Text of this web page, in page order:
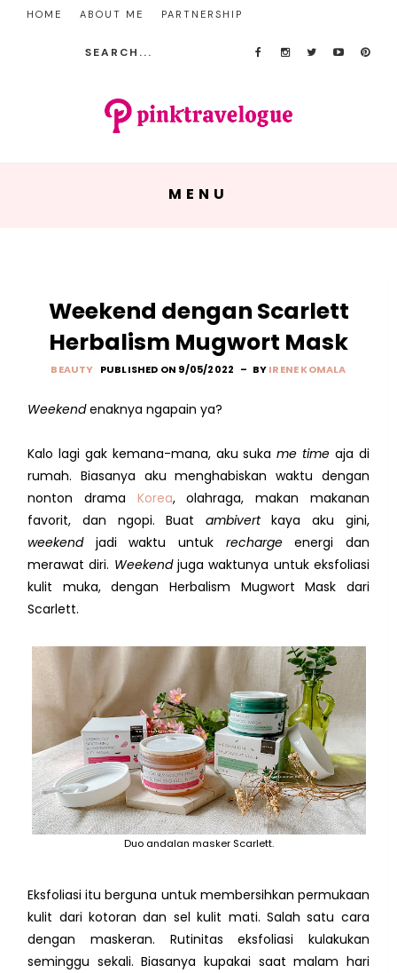
HOME ABOUT ME PARTNERSHIP
MENU
Weekend dengan Scarlett
Herbalism Mugwort Mask
BEAUTY PUBLISHED ON 9/05/2022 BYIRENE KOMALA
Weekendenaknya ngapain ya?
Kalo lagi gak kemana-mana, aku sukame time aja di
rumah. Biasanya aku menghabiskan waktu dengan
nonton drama Korea, olahraga, makan makanan
favorit, dan ngopi. Buat ambivertkaya aku gini,
weekendjadi waktu untuk rechargeenergi dan
merawat diri. Weekendjuga waktunya untuk eksfoliasi
kulit muka, dengan Herbalism Mugwort Mask dari
Scarlett.
Duo andalan masker Scarlett.
Eksfoliasi itu berguna untuk membersihkan permukaan
kulit dari kotoran dan sel kulit mati. Salah satu cara
dengan maskeran. Rutinitas eksfoliasi kulakukan
seminggu sekali. Biasanya kupakai saat malam hari